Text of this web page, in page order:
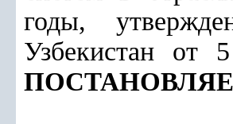
годы,
Узбекистан